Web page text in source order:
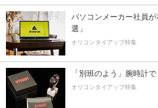
パソコンメーカー社員
選」
オリコンタイアップ特集
「別班のよう」腕時計
オリコンタイアップ特集